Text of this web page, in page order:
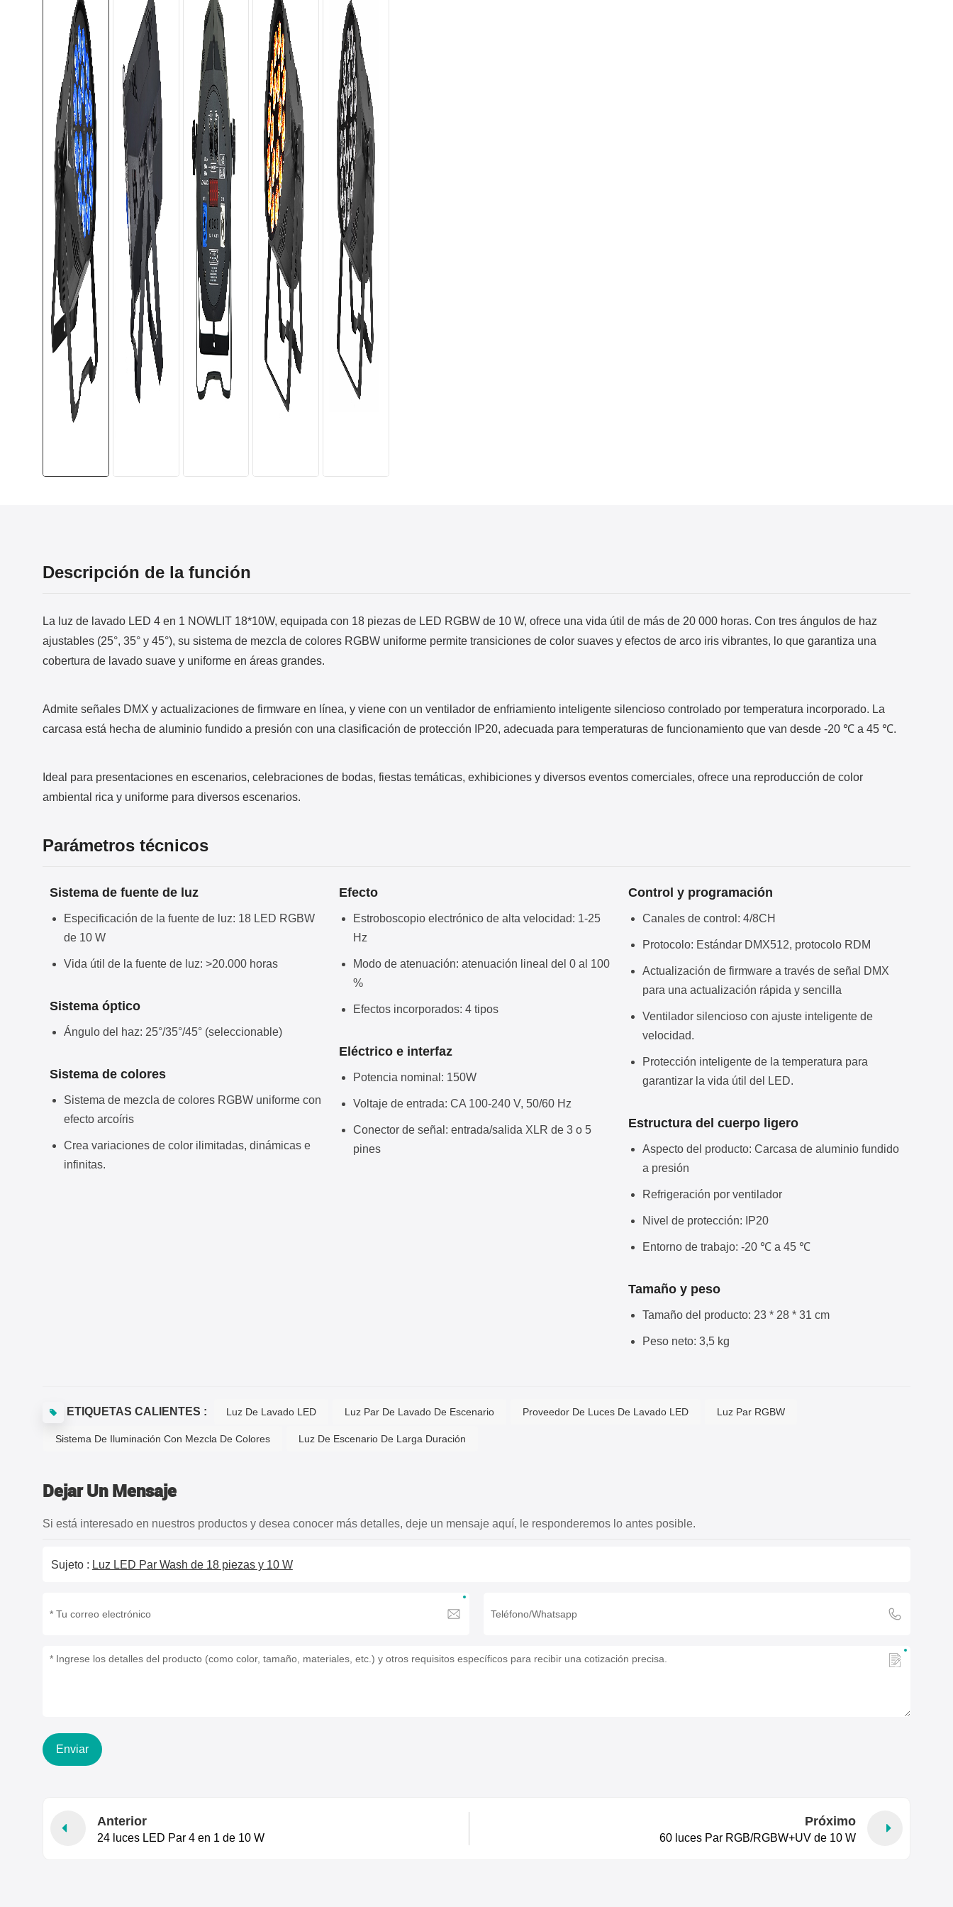
Descripción de la función
La luz de lavado LED 4 en 1 NOWLIT 18*10W, equipada con 18 piezas de LED RGBW de 10 W, ofrece una vida útil de más de 20 000 horas. Con tres ángulos de haz
ajustables (25°, 35° y 45°), su sistema de mezcla de colores RGBW uniforme permite transiciones de color suaves y efectos de arco iris vibrantes, lo que garantiza una
cobertura de lavado suave y uniforme en áreas grandes.
Admite señales DMX y actualizaciones de firmware en línea, y viene con un ventilador de enfriamiento inteligente silencioso controlado por temperatura incorporado. La
carcasa está hecha de aluminio fundido a presión con una clasificación de protección IP20, adecuada para temperaturas de funcionamiento que van desde -20 ℃ a 45 ℃.
Ideal para presentaciones en escenarios, celebraciones de bodas, fiestas temáticas, exhibiciones y diversos eventos comerciales, ofrece una reproducción de color
ambiental rica y uniforme para diversos escenarios.
Parámetros técnicos
Sistema de fuente de luz
Especificación de la fuente de luz: 18 LED RGBW
de 10 W
Vida útil de la fuente de luz: >20.000 horas
Sistema óptico
Ángulo del haz: 25°/35°/45° (seleccionable)
Sistema de colores
Sistema de mezcla de colores RGBW uniforme con
efecto arcoíris
Crea variaciones de color ilimitadas, dinámicas e
infinitas.
Efecto
Estroboscopio electrónico de alta velocidad: 1-25
Hz
Modo de atenuación: atenuación lineal del 0 al 100
%
Efectos incorporados: 4 tipos
Eléctrico e interfaz
Potencia nominal: 150W
Voltaje de entrada: CA 100-240 V, 50/60 Hz
Conector de señal: entrada/salida XLR de 3 o 5
pines
Control y programación
Canales de control: 4/8CH
Protocolo: Estándar DMX512, protocolo RDM
Actualización de firmware a través de señal DMX
para una actualización rápida y sencilla
Ventilador silencioso con ajuste inteligente de
velocidad.
Protección inteligente de la temperatura para
garantizar la vida útil del LED.
Estructura del cuerpo ligero
Aspecto del producto: Carcasa de aluminio fundido
a presión
Refrigeración por ventilador
Nivel de protección: IP20
Entorno de trabajo: -20 ℃ a 45 ℃
Tamaño y peso
Tamaño del producto: 23 * 28 * 31 cm
Peso neto: 3,5 kg
ETIQUETAS CALIENTES : Luz De Lavado LED Luz Par De Lavado De Escenario Proveedor De Luces De Lavado LED Luz Par RGBW
Sistema De Iluminación Con Mezcla De Colores Luz De Escenario De Larga Duración
Dejar Un Mensaje
Si está interesado en nuestros productos y desea conocer más detalles, deje un mensaje aquí, le responderemos lo antes posible.
Sujeto : Luz LED Par Wash de 18 piezas y 10 W
Enviar
Anterior
24 luces LED Par 4 en 1 de 10 W
Próximo
60 luces Par RGB/RGBW+UV de 10 W